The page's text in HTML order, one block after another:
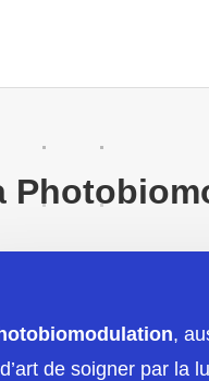
,
de soigner par la